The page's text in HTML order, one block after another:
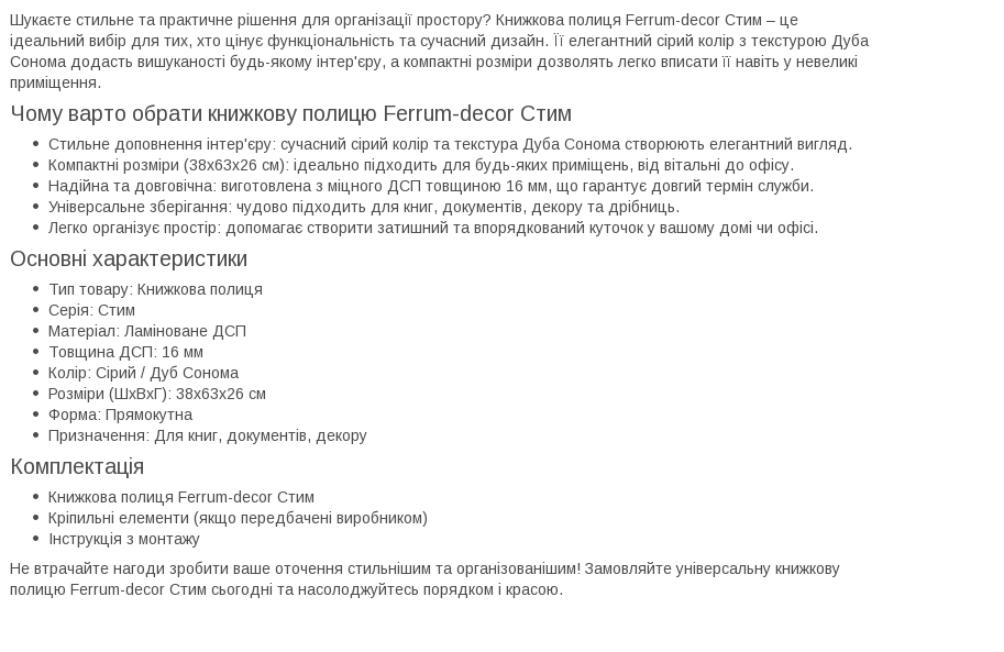
Шукаєте стильне та практичне рішення для організації простору? Книжкова полиця Ferrum-decor Стим – це
ідеальний вибір для тих, хто цінує функціональність та сучасний дизайн. Її елегантний сірий колір з текстурою Дуба
Сонома додасть вишуканості будь-якому інтер'єру, а компактні розміри дозволять легко вписати її навіть у невеликі
приміщення.
Чому варто обрати книжкову полицю Ferrum-decor Стим
Стильне доповнення інтер'єру: сучасний сірий колір та текстура Дуба Сонома створюють елегантний вигляд.
Компактні розміри (38x63x26 см): ідеально підходить для будь-яких приміщень, від вітальні до офісу.
Надійна та довговічна: виготовлена з міцного ДСП товщиною 16 мм, що гарантує довгий термін служби.
Універсальне зберігання: чудово підходить для книг, документів, декору та дрібниць.
Легко організує простір: допомагає створити затишний та впорядкований куточок у вашому домі чи офісі.
Основні характеристики
Тип товару: Книжкова полиця
Серія: Стим
Матеріал: Ламіноване ДСП
Товщина ДСП: 16 мм
Колір: Сірий / Дуб Сонома
Розміри (ШхВхГ): 38x63x26 см
Форма: Прямокутна
Призначення: Для книг, документів, декору
Комплектація
Книжкова полиця Ferrum-decor Стим
Кріпильні елементи (якщо передбачені виробником)
Інструкція з монтажу
Не втрачайте нагоди зробити ваше оточення стильнішим та організованішим! Замовляйте універсальну книжкову
полицю Ferrum-decor Стим сьогодні та насолоджуйтесь порядком і красою.